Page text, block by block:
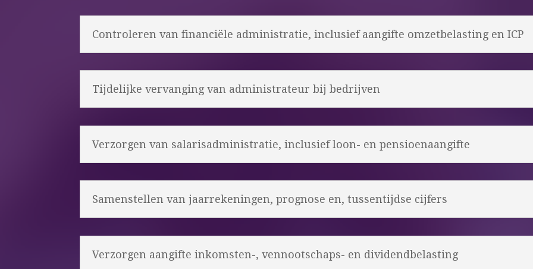
Controleren van financiële administratie, inclusief aangifte omzetbelasting en ICP
Tijdelijke vervanging van administrateur bij bedrijven
Verzorgen van salarisadministratie, inclusief loon- en pensioenaangifte
Samenstellen van jaarrekeningen, prognose en, tussentijdse cijfers
Verzorgen aangifte inkomsten-, vennootschaps- en dividendbelasting